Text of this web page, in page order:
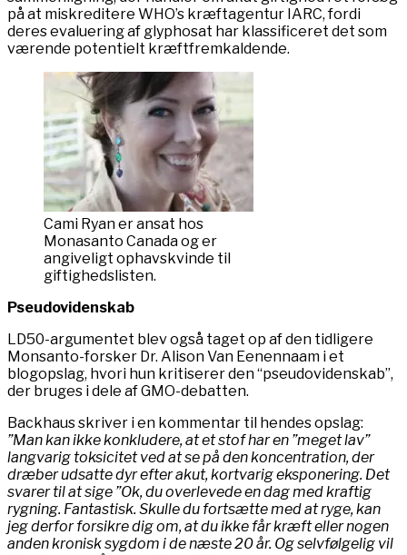
på at miskreditere WHO’s kræftagentur IARC, fordi
deres evaluering af glyphosat har klassificeret det som
værende potentielt kræftfremkaldende.
Cami Ryan er ansat hos
Monasanto Canada og er
angiveligt ophavskvinde til
giftighedslisten.
Pseudovidenskab
LD50-argumentet blev også taget op af den tidligere
Monsanto-forsker Dr. Alison Van Eenennaam i et
blogopslag, hvori hun kritiserer den “pseudovidenskab”,
der bruges i dele af GMO-debatten.
Backhaus skriver i en kommentar til hendes opslag:
”Man kan ikke konkludere, at et stof har en ”meget lav”
langvarig toksicitet ved at se på den koncentration, der
dræber udsatte dyr efter akut, kortvarig eksponering. Det
svarer til at sige ”Ok, du overlevede en dag med kraftig
rygning. Fantastisk. Skulle du fortsætte med at ryge, kan
jeg derfor forsikre dig om, at du ikke får kræft eller nogen
anden kronisk sygdom i de næste 20 år. Og selvfølgelig vil